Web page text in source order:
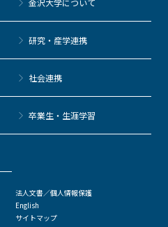
金沢大学について
研究・産学連携
社会連携
卒業生・生涯学習
法人文書／個人情報保護
English
サイトマップ